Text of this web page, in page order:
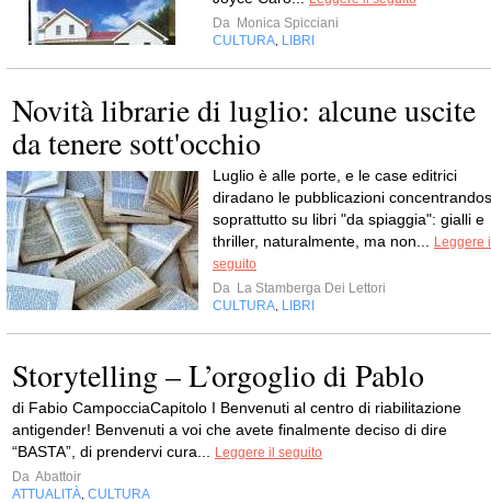
Da Monica Spicciani
CULTURA LIBRI
Novità librarie di luglio: alcune uscite
da tenere sott'occhio
Luglio è alle porte, e le case editrici
diradano le pubblicazioni
soprattutto su libri "da spiaggia": gialli e
thriller, naturalmente, ma non...
Leggere
seguito
Da La Stamberga Dei Lettori
CULTURA LIBRI
Storytelling – L’orgoglio di Pablo
di Fabio CampocciaCapitolo I Benvenuti al centro di riabilitazione
antigender! Benvenuti a voi che avete finalmente deciso di dire
“BASTA”, di prendervi cura...
Leggere il seguito
Da Abattoir
ATTUALITÀ CULTURA